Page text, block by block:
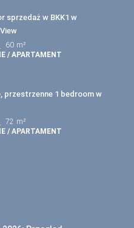
sprzedaż w BKK1 w
60 m²
/ APARTAMENT
przestrzenne 1 bedroom w
72 m²
/ APARTAMENT